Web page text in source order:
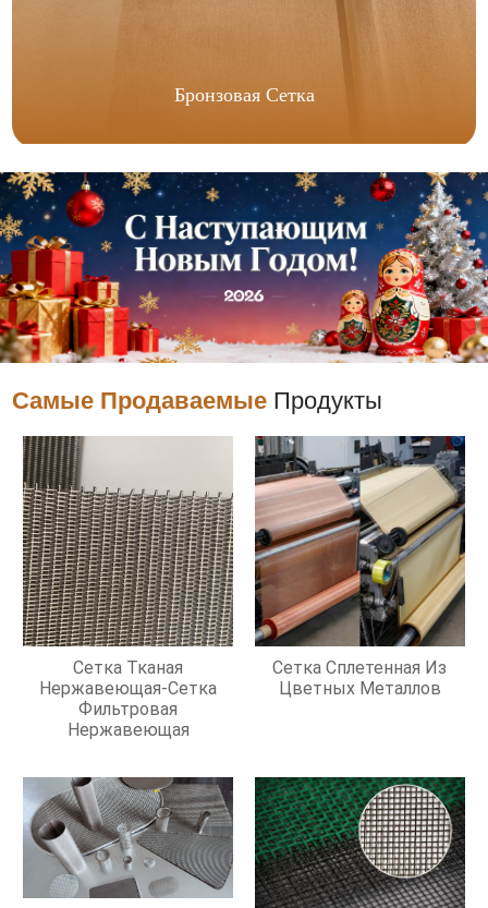
Бронзовая Сетка
Самые Продаваемые Продукты
Сетка Тканая
Нержавеющая-Сетка
Фильтровая
Нержавеющая
Сетка Сплетенная Из
Цветных Металлов